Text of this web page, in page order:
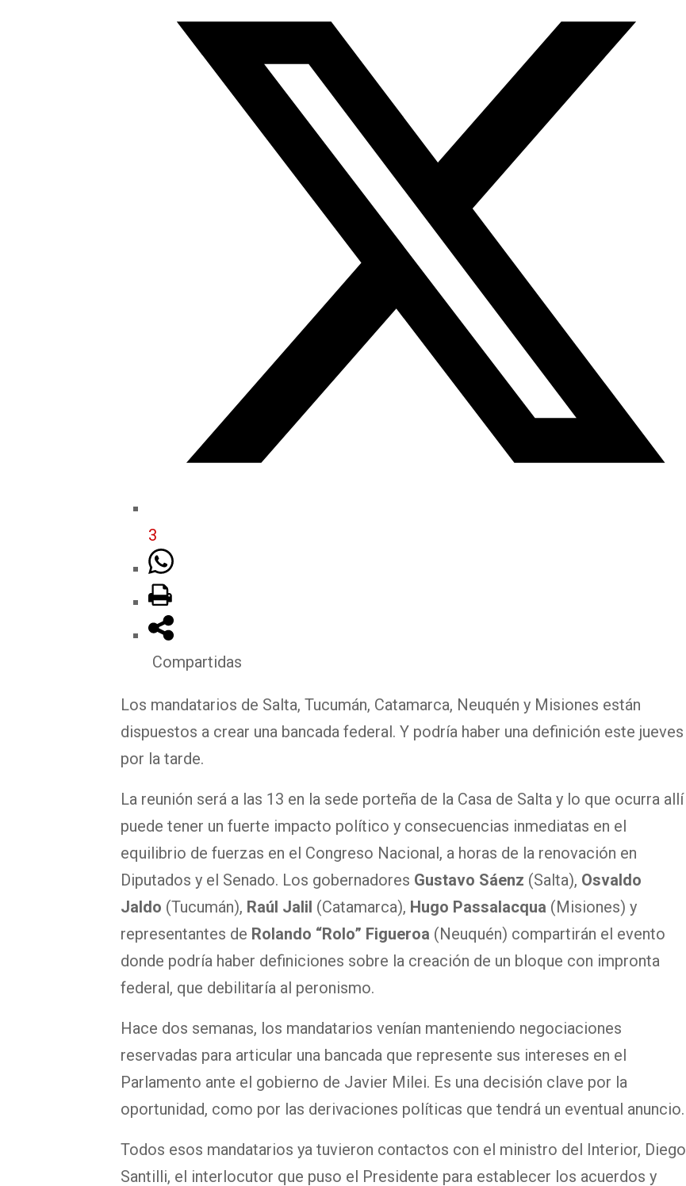
3
Compartidas
Los mandatarios de Salta, Tucumán, Catamarca, Neuquén y Misiones están
dispuestos a crear una bancada federal. Y podría haber una definición este jueves
por la tarde.
La reunión será a las 13 en la sede porteña de la Casa de Salta y lo que ocurra allí
puede tener un fuerte impacto político y consecuencias inmediatas en el
equilibrio de fuerzas en el Congreso Nacional, a horas de la renovación en
Diputados y el Senado. Los gobernadores Gustavo Sáenz (Salta), Osvaldo
Jaldo (Tucumán), Raúl Jalil (Catamarca), Hugo Passalacqua (Misiones) y
representantes de Rolando “Rolo” Figueroa (Neuquén) compartirán el evento
donde podría haber definiciones sobre la creación de un bloque con impronta
federal, que debilitaría al peronismo.
Hace dos semanas, los mandatarios venían manteniendo negociaciones
reservadas para articular una bancada que represente sus intereses en el
Parlamento ante el gobierno de Javier Milei. Es una decisión clave por la
oportunidad, como por las derivaciones políticas que tendrá un eventual anuncio.
Todos esos mandatarios ya tuvieron contactos con el ministro del Interior, Diego
Santilli, el interlocutor que puso el Presidente para establecer los acuerdos y